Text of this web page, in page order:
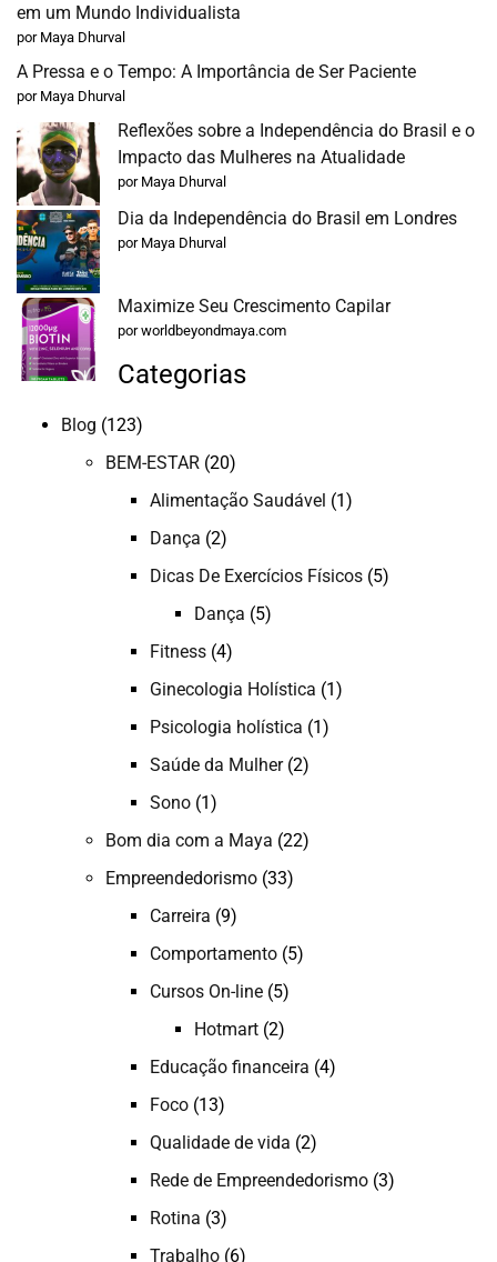
em um Mundo Individualista
por Maya Dhurval
A Pressa e o Tempo: A Importância de Ser Paciente
por Maya Dhurval
Reflexões sobre a Independência do Brasil e o
Impacto das Mulheres na Atualidade
por Maya Dhurval
Dia da Independência do Brasil em Londres
por Maya Dhurval
Maximize Seu Crescimento Capilar
por worldbeyondmaya.com
Categorias
Blog (123)
BEM-ESTAR (20)
Alimentação Saudável (1)
Dança (2)
Dicas De Exercícios Físicos (5)
Dança (5)
Fitness (4)
Ginecologia Holística (1)
Psicologia holística (1)
Saúde da Mulher(2)
Sono (1)
Bom dia com a Maya (22)
Empreendedorismo (33)
Carreira (9)
Comportamento (5)
Cursos On-line (5)
Hotmart (2)
Educação financeira (4)
Foco (13)
Qualidade de vida (2)
Rede de Empreendedorismo (3)
Rotina (3)
Trabalho (6)